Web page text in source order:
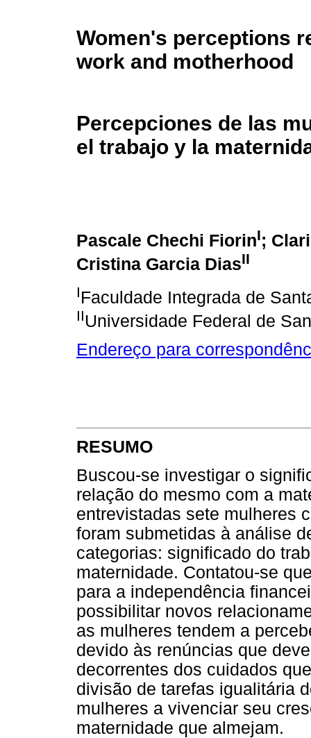
Women's perceptions
work and motherhood
Percepciones de las
el trabajo y la
Pascale Chechi FiorinI;
Cristina Garcia DiasII
IFaculdade Integrada de
IIUniversidade Federal de
Endereço para
RESUMO
Buscou-se investigar o
relação do mesmo com a
entrevistadas sete mulheres
foram submetidas à análise
categorias: significado do
maternidade. Contatou-se
para a independência
possibilitar novos
as mulheres tendem a
devido às renúncias que
decorrentes dos cuidados
divisão de tarefas igualitária
mulheres a vivenciar seu
maternidade que almejam.